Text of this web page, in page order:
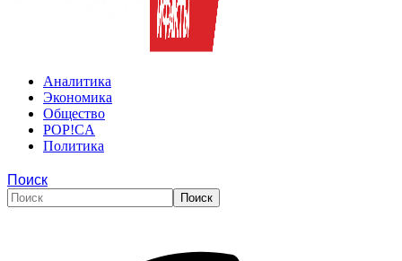
Аналитика
Экономика
Общество
POP!CA
Политика
Поиск